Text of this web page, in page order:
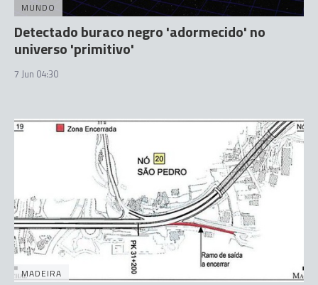
MUNDO
Detectado buraco negro 'adormecido' no
universo 'primitivo'
7 Jun 04:30
MADEIRA